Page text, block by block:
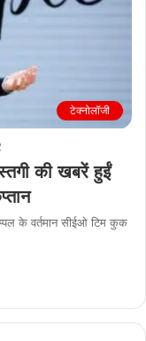
टेक्नोलॉजी
की खबरें हुईं
के वर्तमान सीईओ टिम कुक